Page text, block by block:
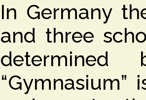
In Germany
and three
determined